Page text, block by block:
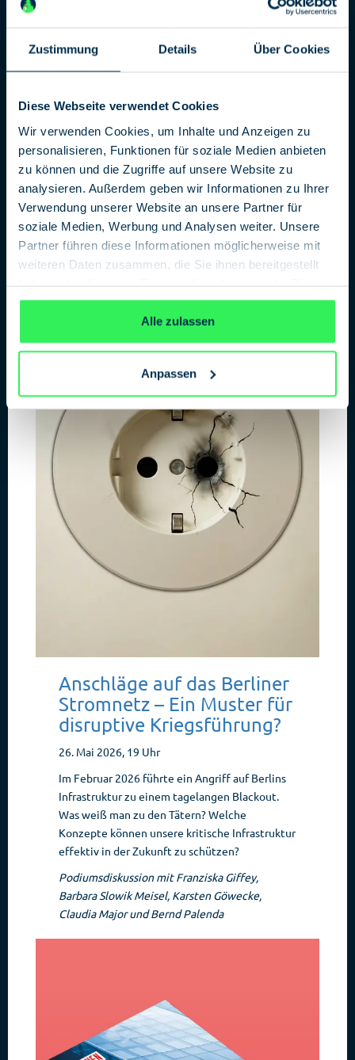
Zustimmung Details Über Cookies
Diese Webseite verwendet Cookies
Wir verwenden Cookies, um Inhalte und Anzeigen zu
personalisieren, Funktionen für soziale Medien anbieten
zu können und die Zugriffe auf unsere Website zu
analysieren. Außerdem geben wir Informationen zu Ihrer
Verwendung unserer Website an unsere Partner für
soziale Medien, Werbung und Analysen weiter. Unsere
Partner führen diese Informationen möglicherweise mit
weiteren Daten zusammen, die Sie ihnen bereitgestellt
gesammelt haben.Datenschutzerklärung
Alle zulassen
Anpassen
die graue Eminenz hinter
»Agent H21«
Mata Hari alias »Agent H21« und
»Mademoiselle Docteur« alias Elsbeth
Schragmüller: War die eine tatsächlich eine
schillernde und brillante Agentin und die
andere eine kühl berechnende Analytikerin?
Podiumsdiskussion mit Claudia Mocek, Karin
Feuerstein-Praßer, Historikerin und Bernd
Palenda
Anschläge auf das Berliner
Stromnetz – Ein Muster für
disruptive Kriegsführung?
26. Mai 2026, 19 Uhr
Im Februar 2026 führte ein Angriff auf Berlins
Infrastruktur zu einem tagelangen Blackout.
Was weiß man zu den Tätern? Welche
Konzepte können unsere kritische Infrastruktur
effektiv in der Zukunft zu schützen?
Podiumsdiskussion mit Franziska Giffey,
Barbara Slowik Meisel, Karsten Göwecke,
Claudia Major und Bernd Palenda